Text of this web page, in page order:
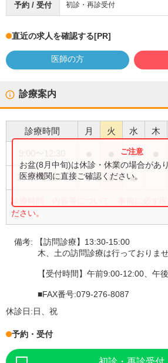
予約 / 受付 初診・再診受付
直近の求人を確認する[PR]
医師の方
診療案内
診療時間 月 火 水 木
●
16:00〜18:30 ● ● ●
診療時間・内容等について、事前に必ず医
ださい。
お盆(8月中旬)は休診・休業の場合があ
医療機関に直接ご確認ください。
備考:
【訪問診療】13:30-15:00
木、土の訪問診療は行っておりま
【受付時間】午前9:00-12:00、午
■FAX番号:079-276-8087
休診日:日、祝
予約・受付